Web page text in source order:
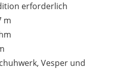
erforderlich
m
Vesper und